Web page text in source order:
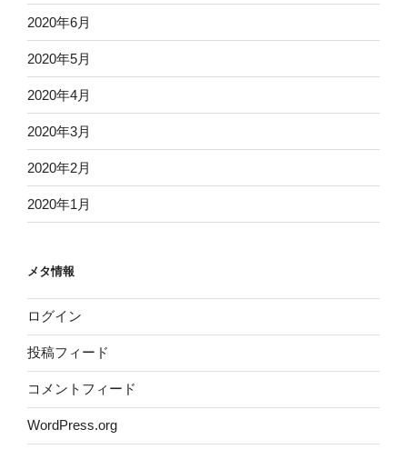
2020年6月
2020年5月
2020年4月
2020年3月
2020年2月
2020年1月
メタ情報
ログイン
投稿フィード
コメントフィード
WordPress.org